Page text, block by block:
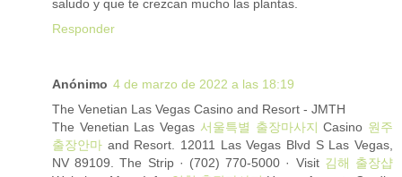
saludo y que te crezcan mucho las plantas.
Responder
Anónimo 4 de marzo de 2022 a las 18:19
The Venetian Las Vegas Casino and Resort - JMTH
The Venetian Las Vegas 서울특별 출장마사지 Casino 원주
출장안마 and Resort. 12011 Las Vegas Blvd S Las Vegas,
NV 89109. The Strip · (702) 770-5000 · Visit 김해 출장샵